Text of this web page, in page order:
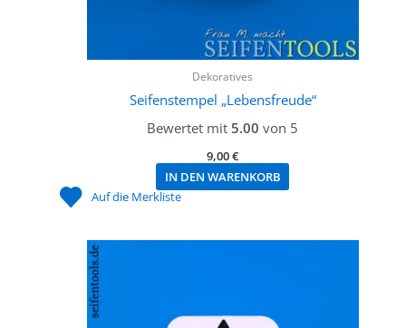
Dekoratives
Seifenstempel „Lebensfreude“
Bewertet mit5.00 von 5
9,00€
IN DEN WARENKORB
Auf die Merkliste